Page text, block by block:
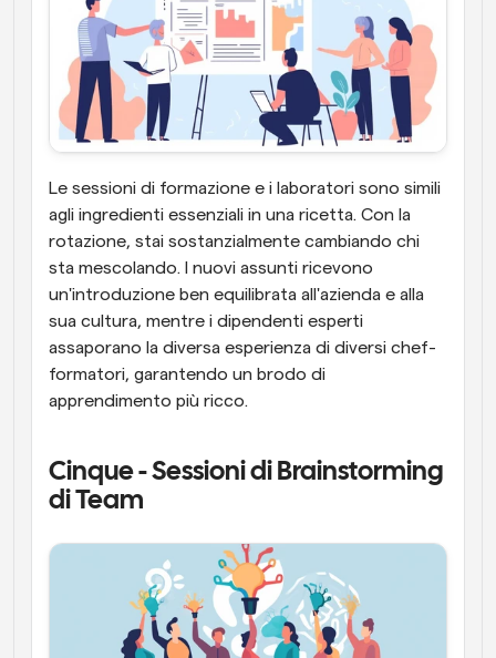
Le sessioni di formazione e i laboratori sono simili
agli ingredienti essenziali in una ricetta. Con la
rotazione, stai sostanzialmente cambiando chi
sta mescolando. I nuovi assunti ricevono
un'introduzione ben equilibrata all'azienda e alla
sua cultura, mentre i dipendenti esperti
assaporano la diversa esperienza di diversi chef-
formatori, garantendo un brodo di
apprendimento più ricco.
Cinque - Sessioni di Brainstorming
di Team